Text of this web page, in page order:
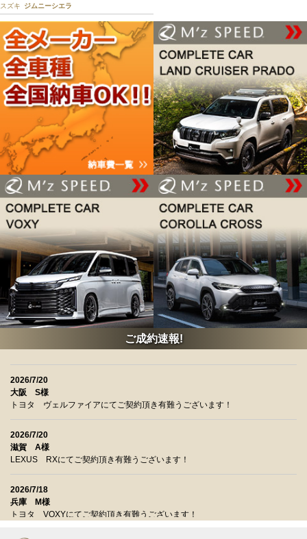
スズキ ジムニーシエラ
ご成約速報!
2026/7/20
大阪 S様
トヨタ ヴェルファイアにてご契約頂き有難うございます！
2026/7/20
滋賀 A様
LEXUS RXにてご契約頂き有難うございます！
2026/7/18
兵庫 M様
トヨタ VOXYにてご契約頂き有難うございます！